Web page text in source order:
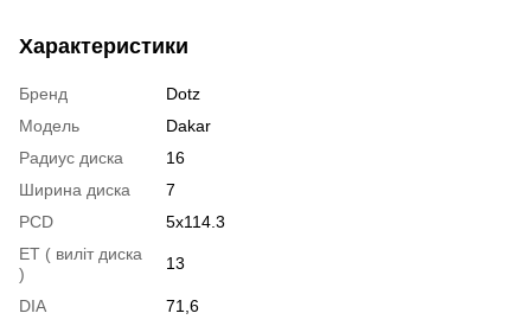
Характеристики
Бренд
Dotz
Модель
Dakar
Радиус диска
16
Ширина диска
7
PCD
5x114.3
ET ( виліт диска
)
13
DIA
71,6